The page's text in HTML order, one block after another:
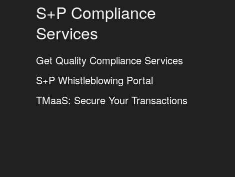
S+P Compliance
Services
Get Quality Compliance Services
S+P Whistleblowing Portal
TMaaS: Secure Your Transactions